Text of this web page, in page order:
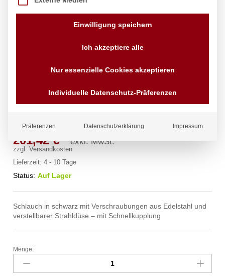
spa Kneipp’sche Garnitur 1/2″ Ø
201,42€ exkl. MwSt.
zzgl.Versandkosten
Lieferzeit:4 - 10 Tage
Status: Auf Lager
Schlauch in schwarz mit Verschraubungen aus Edelstahl und
verstellbarer Strahldüse – mit Schnellkupplung
spa
Kneipp'sche
Garnitur
Menge:
Einwilligung speichern
Ich akzeptiere alle
Nur essenzielle Cookies akzeptieren
Individuelle Datenschutz-Präferenzen
Präferenzen Datenschutzerklärung Impressum